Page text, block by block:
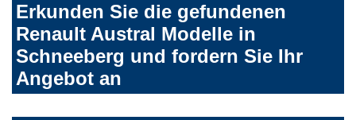
Erkunden Sie die gefundenen
Renault Austral Modelle in
Schneeberg und fordern Sie Ihr
Angebot an